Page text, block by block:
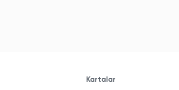
Kartalar